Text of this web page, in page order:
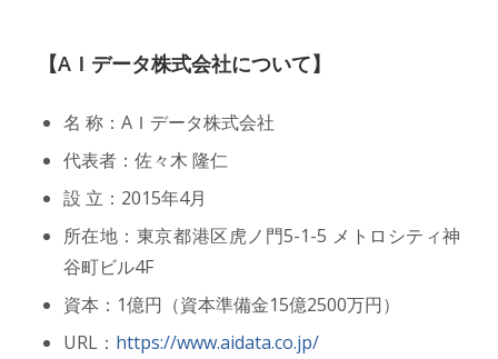
【AＩデータ株式会社について】
名 称：AＩデータ株式会社
代表者：佐々木 隆仁
設 立：2015年4月
所在地：東京都港区虎ノ門5-1-5 メトロシティ神
谷町ビル4F
資本：1億円（資本準備金15億2500万円）
URL： https://www.aidata.co.jp/